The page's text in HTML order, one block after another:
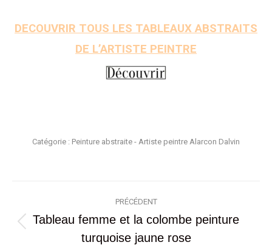
DECOUVRIR TOUS LES TABLEAUX ABSTRAITS
DE L’ARTISTE PEINTRE
Catégorie : Peinture abstraite - Artiste peintre Alarcon Dalvin
PRÉCÉDENT
Article
Tableau femme et la colombe peinture
turquoise jaune rose